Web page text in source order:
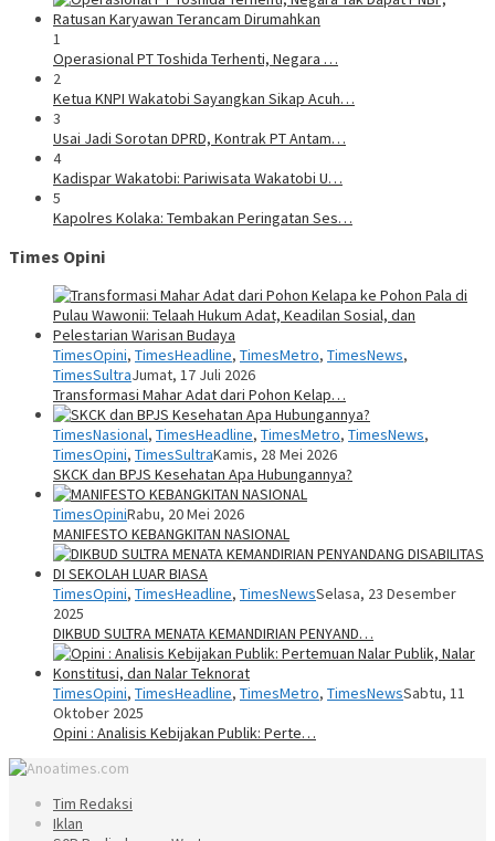
1
Operasional PT Toshida Terhenti, Negara …
2
Ketua KNPI Wakatobi Sayangkan Sikap Acuh…
3
Usai Jadi Sorotan DPRD, Kontrak PT Antam…
4
Kadispar Wakatobi: Pariwisata Wakatobi U…
5
Kapolres Kolaka: Tembakan Peringatan Ses…
Times Opini
TimesOpini, TimesHeadline, TimesMetro, TimesNews,
TimesSultraJumat, 17 Juli 2026
Transformasi Mahar Adat dari Pohon Kelap…
TimesNasional, TimesHeadline, TimesMetro, TimesNews,
TimesOpini, TimesSultraKamis, 28 Mei 2026
SKCK dan BPJS Kesehatan Apa Hubungannya?
TimesOpiniRabu, 20 Mei 2026
MANIFESTO KEBANGKITAN NASIONAL
TimesOpini, TimesHeadline, TimesNewsSelasa, 23 Desember
2025
DIKBUD SULTRA MENATA KEMANDIRIAN PENYAND…
TimesOpini, TimesHeadline, TimesMetro, TimesNewsSabtu, 11
Oktober 2025
Opini : Analisis Kebijakan Publik: Perte…
Tim Redaksi
Iklan